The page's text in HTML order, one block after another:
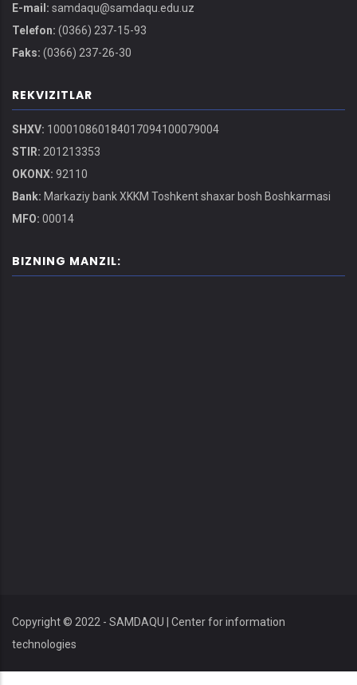
E-mail: samdaqu@samdaqu.edu.uz
Telefon: (0366) 237-15-93
Faks: (0366) 237-26-30
REKVIZITLAR
SHXV: 100010860184017094100079004
STIR: 201213353
OKONX: 92110
Bank: Markaziy bank XKKM Toshkent shaxar bosh Boshkarmasi
MFO: 00014
BIZNING MANZIL:
Copyright © 2022 - SAMDAQU | Center for information
technologies